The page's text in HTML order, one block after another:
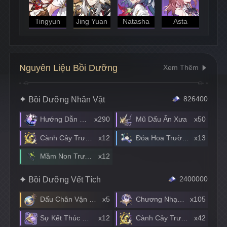
Tingyun Jing Yuan Natasha Asta
Nguyên Liệu Bồi Dưỡng Xem Thêm
Bồi Dưỡng Nhân Vật 826400
x290 Mũ Dấu Ấn Xưa x50
x12 Đóa Hoa Trường Thọ x13
Mầm Non Trường Thọ x12
Bồi Dưỡng Vết Tích 2400000
Dấu Chân Vận Mệnh x5 Chương Nhạc Chòm Sao x105
Sự Kết Thúc Của Kẻ Hủy Diệt x12 Cành Cây Trường Thọ x42